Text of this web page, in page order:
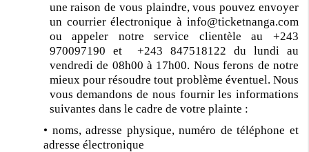
une raison de vous plaindre, vous pouvez envoyer
un courrier électronique à info@ticketnanga.com
ou appeler notre service clientèle au +243
970097190 et +243 847518122 du lundi au
vendredi de 08h00 à 17h00. Nous ferons de notre
mieux pour résoudre tout problème éventuel. Nous
vous demandons de nous fournir les informations
suivantes dans le cadre de votre plainte :
• noms, adresse physique, numéro de téléphone et
adresse électronique